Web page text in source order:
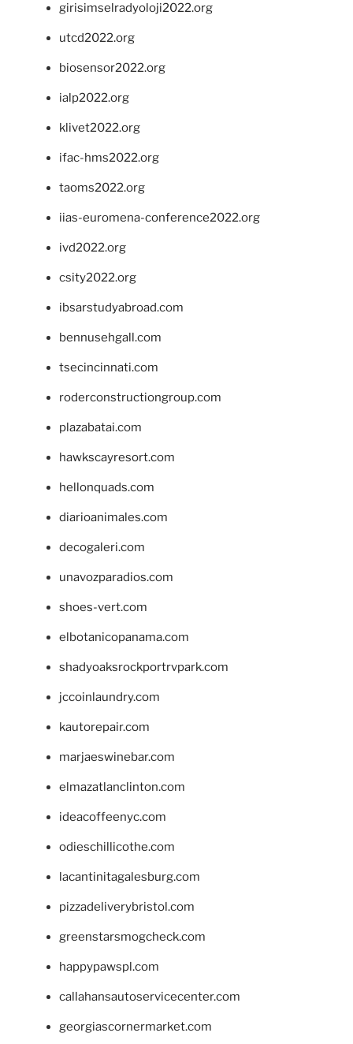
girisimselradyoloji2022.org
utcd2022.org
biosensor2022.org
ialp2022.org
klivet2022.org
ifac-hms2022.org
taoms2022.org
iias-euromena-conference2022.org
ivd2022.org
csity2022.org
ibsarstudyabroad.com
bennusehgall.com
tsecincinnati.com
roderconstructiongroup.com
plazabatai.com
hawkscayresort.com
hellonquads.com
diarioanimales.com
decogaleri.com
unavozparadios.com
shoes-vert.com
elbotanicopanama.com
shadyoaksrockportrvpark.com
jccoinlaundry.com
kautorepair.com
marjaeswinebar.com
elmazatlanclinton.com
ideacoffeenyc.com
odieschillicothe.com
lacantinitagalesburg.com
pizzadeliverybristol.com
greenstarsmogcheck.com
happypawspl.com
callahansautoservicecenter.com
georgiascornermarket.com